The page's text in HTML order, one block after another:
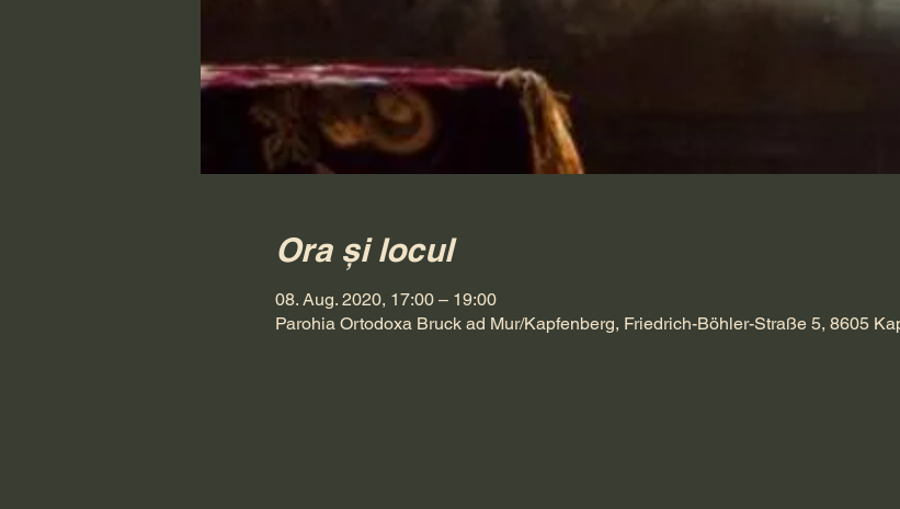
Ora și locul
08. Aug. 2020, 17:00 – 19:00
Parohia Ortodoxa Bruck ad Mur/Kapfenberg, Friedrich-Böhler-Straße 5, 8605